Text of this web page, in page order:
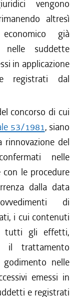
vengono
altresì
già
suddette
in applicazione
registrati dal
concorso di cui
53/1981, siano
del
nelle
le procedure
dalla data
di
i cui contenuti
tutti gli effetti,
il trattamento
nelle
emessi in
e registrati